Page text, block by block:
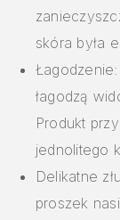
skóra była
łagodzą
Produkt
jednolitego
Delikatne
proszek